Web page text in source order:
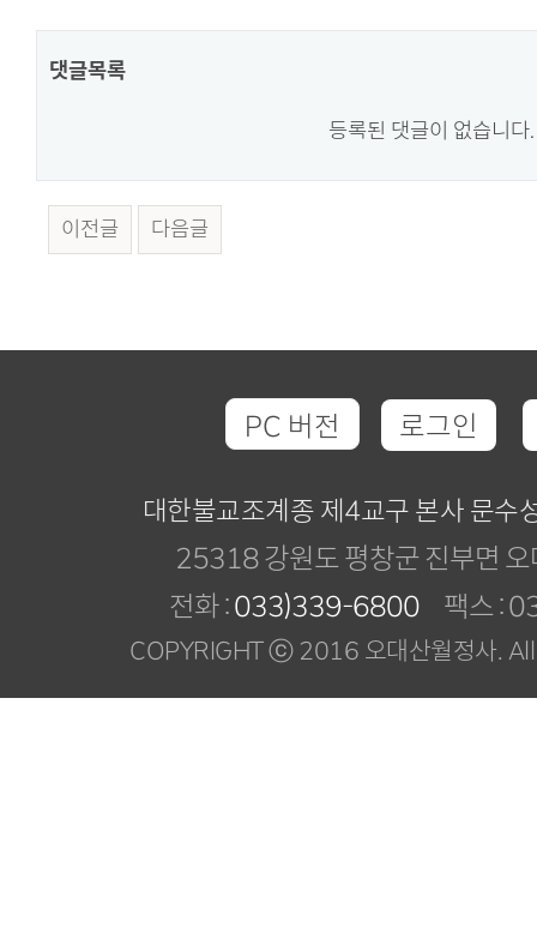
댓글목록
등록된 댓글이 없습니다.
이전글 다음글
PC 버전 로그인
대한불교조계종 제4교구 본사 문수
25318 강원도 평창군 진부면
전화 :033)339-6800 팩스 :
COPYRIGHT ⓒ 2016 오대산월정사.